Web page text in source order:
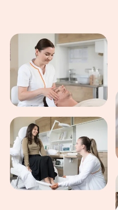
In einer Bildergalerie